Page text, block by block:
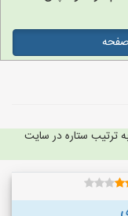
صفحه
ترتیب ستاره در سایت